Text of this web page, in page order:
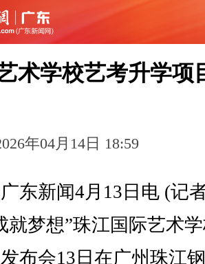
术学校艺考升学项
年04月14日 18:59
新闻4月13日电 (记
就梦想”珠江国际艺术
布会13日在广州珠江